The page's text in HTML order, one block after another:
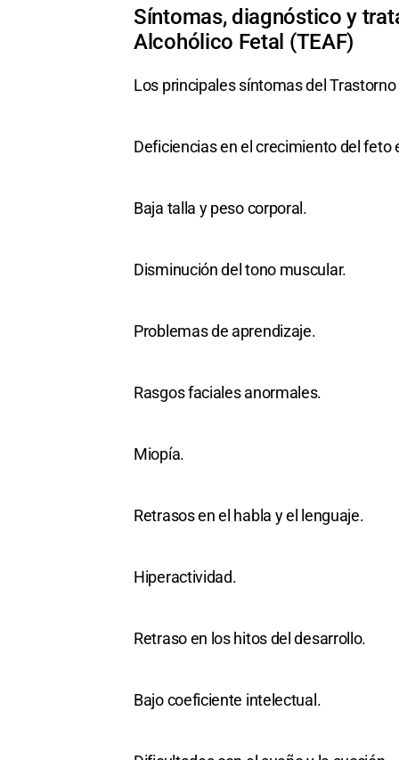
Síntomas, diagnóstico y
Alcohólico Fetal (TEAF)
Los principales síntomas del
Deficiencias en el crecimiento del
Baja talla y peso corporal.
Disminución del tono muscular.
Problemas de aprendizaje.
Rasgos faciales anormales.
Miopía.
Retrasos en el habla y el lenguaje.
Hiperactividad.
Retraso en los hitos del desarrollo.
Bajo coeficiente intelectual.